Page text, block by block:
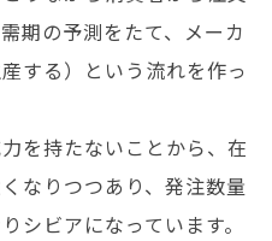
期の予測をたて、メーカ
する）という流れを作っ
を持たないことから、在
なりつつあり、発注数量
シビアになっています。